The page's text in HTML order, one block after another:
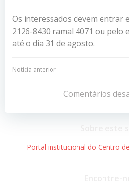
Os interessados devem entrar
2126-8430 ramal 4071 ou pelo
até o dia 31 de agosto.
Navegação
Post
Notícia anterior
Comentários
Portal institucional do Centro